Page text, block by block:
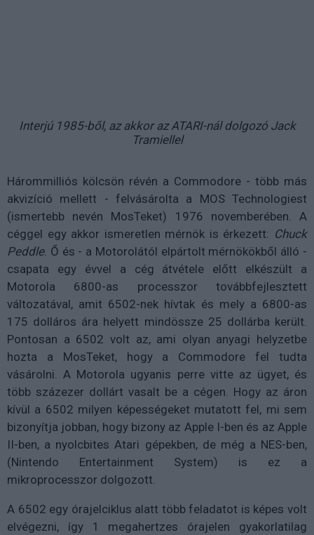
Interjú 1985-ből, az akkor az ATARI-nál dolgozó Jack
Tramiellel
Hárommilliós kölcsön révén a Commodore - több más
akvizíció mellett - felvásárolta a MOS Technologiest
(ismertebb nevén MosTeket) 1976 novemberében. A
céggel egy akkor ismeretlen mérnök is érkezett: Chuck
Peddle. Ő és - a Motorolától elpártolt mérnökökből álló -
csapata egy évvel a cég átvétele előtt elkészült a
Motorola 6800-as processzor továbbfejlesztett
változatával, amit 6502-nek hívtak és mely a 6800-as
175 dolláros ára helyett mindössze 25 dollárba került.
Pontosan a 6502 volt az, ami olyan anyagi helyzetbe
hozta a MosTeket, hogy a Commodore fel tudta
vásárolni. A Motorola ugyanis perre vitte az ügyet, és
több százezer dollárt vasalt be a cégen. Hogy az áron
kívül a 6502 milyen képességeket mutatott fel, mi sem
bizonyítja jobban, hogy bizony az Apple I-ben és az Apple
II-ben, a nyolcbites Atari gépekben, de még a NES-ben,
(Nintendo Entertainment System) is ez a
mikroprocesszor dolgozott.
A 6502 egy órajelciklus alatt több feladatot is képes volt
elvégezni, így 1 megahertzes órajelen gyakorlatilag